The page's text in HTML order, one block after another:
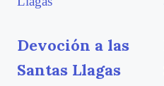
Devoción a las
Santas Llagas